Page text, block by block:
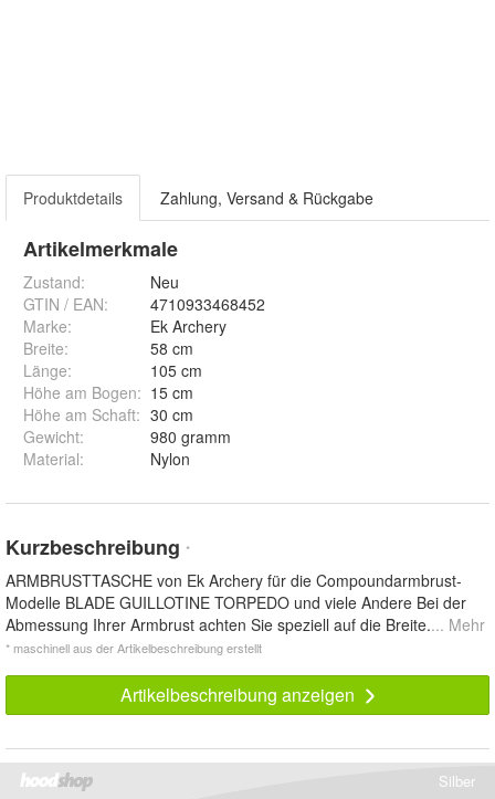
Produktdetails Zahlung, Versand & Rückgabe
Artikelmerkmale
Zustand:
Neu
GTIN / EAN:
4710933468452
Marke:
Ek Archery
Breite:
58 cm
Länge:
105 cm
Höhe am Bogen: 15 cm
Höhe am Schaft: 30 cm
Gewicht:
980 gramm
Material: Nylon
Kurzbeschreibung *
ARMBRUSTTASCHE von Ek Archery für die Compoundarmbrust-
Modelle BLADE GUILLOTINE TORPEDO und viele Andere Bei der
Abmessung Ihrer Armbrust achten Sie speziell auf die Breite.... Mehr
* maschinell aus der Artikelbeschreibung erstellt
Artikelbeschreibung anzeigen
Silber